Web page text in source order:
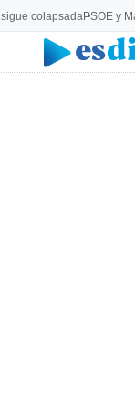
colapsadaPSOE y